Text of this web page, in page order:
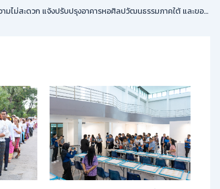
ขออภัยในความไม่สะดวก แจ้งปรับปรุงอาคารหอศิลปวัฒนธรรมภาคใต้ และขอความร่วมมือระมัดระวังการสัญจรบริเวณโดยรอบ